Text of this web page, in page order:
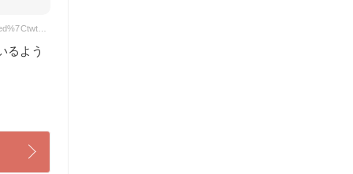
引用元: https://twitter.com/pnam_pnam/status/801686834874982400?ref_src=twsrc%5Etfw%7Ctwcamp%5Etweetembed%7Ctwterm%5E801686834874982400%7Ctwgr%5Ef897cabf3fe4e25a4ea60d64740dd9255f6b4cfa%7Ctwcon%5Es1_&ref_url=https%3A%2F%2Fchisou-media.jp%2Fadmin%2Fposts%2F76%2Fedit
るよう